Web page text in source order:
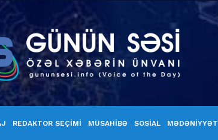
REDAKTOR SEÇİMİ MÜSAHİBƏ SOSİAL MƏDƏNİYYƏT